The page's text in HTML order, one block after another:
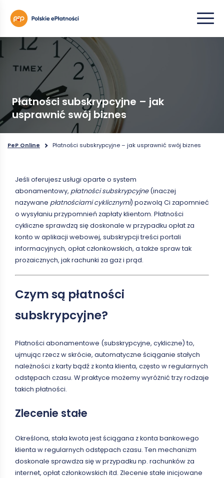
Płatności subskrypcyjne – jak
usprawnić swój biznes
PeP Online Płatności subskrypcyjne – jak usprawnić swój biznes
Jeśli oferujesz usługi oparte o system
abonamentowy, płatności subskrypcyjne(inaczej
nazywane płatnościami cyklicznymi) pozwolą Ci zapomnieć
o wysyłaniu przypomnień zapłaty klientom. Płatności
cykliczne sprawdzą się doskonale w przypadku opłat za
konto w aplikacji webowej, subskrypcji treści portali
informacyjnych, opłat członkowskich, a także spraw tak
prozaicznych, jak rachunki za gaz i prąd.
Czym są płatności
subskrypcyjne?
Płatności abonamentowe (subskrypcyjne, cykliczne) to,
ujmując rzecz w skrócie, automatyczne ściąganie stałych
należności z karty bądź z konta klienta, często w regularnych
odstępach czasu. W praktyce możemy wyróżnić trzy rodzaje
takich płatności.
Zlecenie stałe
Określona, stała kwota jest ściągana z konta bankowego
klienta w regularnych odstępach czasu. Ten mechanizm
doskonale sprawdza się w przypadku np. rachunków za
internet, opłat członkowskich itd. Zlecenie stałe inicjowane